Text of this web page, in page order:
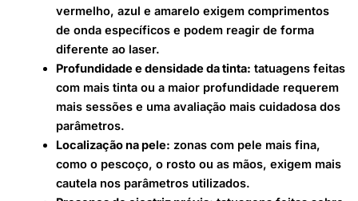
vermelho, azul e amarelo exigem comprimentos
de onda específicos e podem reagir de forma
diferente ao laser.
Profundidade e densidade da tinta: tatuagens feitas
com mais tinta ou a maior profundidade requerem
mais sessões e uma avaliação mais cuidadosa dos
parâmetros.
Localização na pele: zonas com pele mais fina,
como o pescoço, o rosto ou as mãos, exigem mais
cautela nos parâmetros utilizados.